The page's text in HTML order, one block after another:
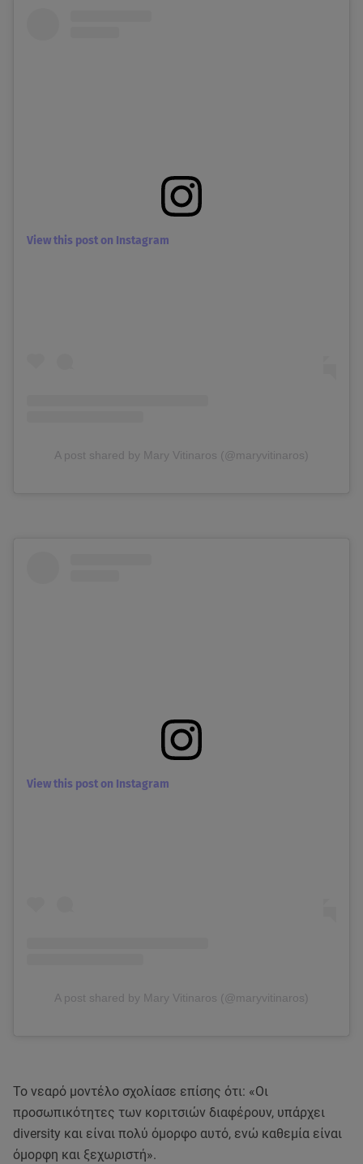
View this post on Instagram
A post shared by Mary Vitinaros (@maryvitinaros)
View this post on Instagram
A post shared by Mary Vitinaros (@maryvitinaros)
Το νεαρό μοντέλο σχολίασε επίσης ότι: «Οι
προσωπικότητες των κοριτσιών διαφέρουν, υπάρχει
diversity και είναι πολύ όμορφο αυτό, ενώ καθεμία είναι
όμορφη και ξεχωριστή».